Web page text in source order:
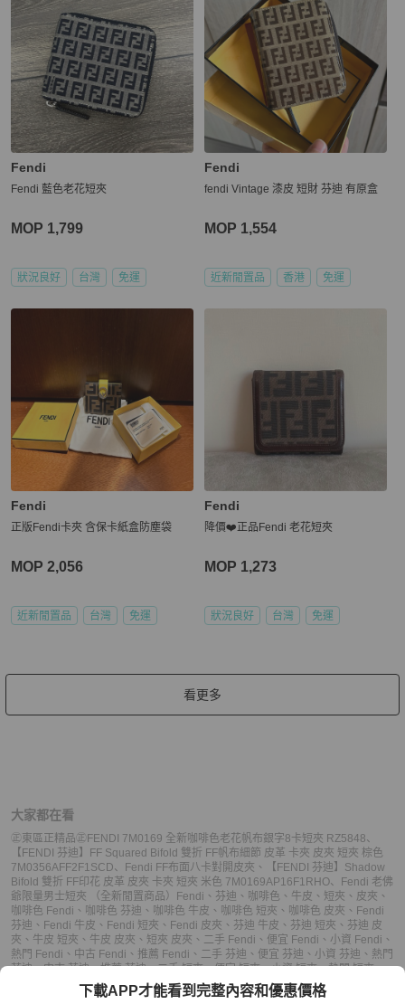
Fendi
Fendi 藍色老花短夾
MOP 1,799
狀況良好 台灣 免運
Fendi
fendi Vintage 漆皮 短財 芬迪 有原盒
MOP 1,554
近新閒置品 香港 免運
Fendi
正版Fendi卡夾 含保卡紙盒防塵袋
MOP 2,056
近新閒置品 台灣 免運
Fendi
降價❤️正品Fendi 老花短夾
MOP 1,273
狀況良好 台灣 免運
看更多
大家都在看
㊣東區正精品㊣FENDI 7M0169 全新咖啡色老花帆布銀字8卡短夾 RZ5848、
【FENDI 芬迪】FF Squared Bifold 雙折 FF帆布細節 皮革 卡夾 皮夾 短夾 棕色
7M0356AFF2F1SCD、 Fendi FF布面八卡對開皮夾 、
【FENDI 芬迪】Shadow
Bifold 雙折 FF印花 皮革 皮夾 卡夾 短夾 米色 7M0169AP16F1RHO、 Fendi 老佛
爺限量男士短夾 （全新閒置商品） Fendi 、 芬迪 、 咖啡色 、 牛皮 、 短夾 、 皮夾 、
咖啡色 Fendi 、 咖啡色 芬迪 、 咖啡色 牛皮 、 咖啡色 短夾 、 咖啡色 皮夾 、 Fendi
芬迪 、 Fendi 牛皮 、 Fendi 短夾 、 Fendi 皮夾 、 芬迪 牛皮 、 芬迪 短夾 、 芬迪 皮
夾 、 牛皮 短夾 、 牛皮 皮夾 、 短夾 皮夾 、 二手 Fendi 、 便宜 Fendi 、 小資 Fendi 、
熱門 Fendi 、 中古 Fendi 、 推薦 Fendi 、 二手 芬迪 、 便宜 芬迪 、 小資 芬迪 、 熱門
芬迪、中古 芬迪、推薦 芬迪、二手 短夾、便宜 短夾、小資 短夾、熱門 短夾、
推薦 短夾、二手 皮夾、便宜 皮夾 、 小資 皮夾、熱門 皮夾
下載APP才能看到完整內容和優惠價格